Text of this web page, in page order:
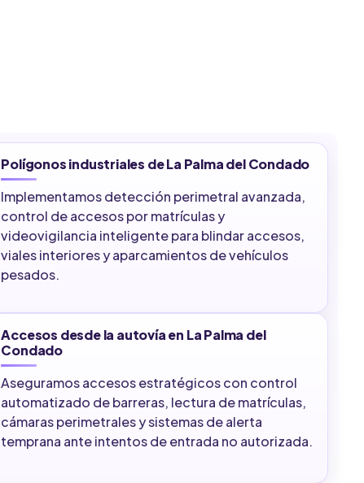
Polígonos industriales de La Palma del Condado
Implementamos detección perimetral avanzada,
control de accesos por matrículas y
videovigilancia inteligente para blindar accesos,
viales interiores y aparcamientos de vehículos
pesados.
Accesos desde la autovía en La Palma del
Condado
Aseguramos accesos estratégicos con control
automatizado de barreras, lectura de matrículas,
cámaras perimetrales y sistemas de alerta
temprana ante intentos de entrada no autorizada.